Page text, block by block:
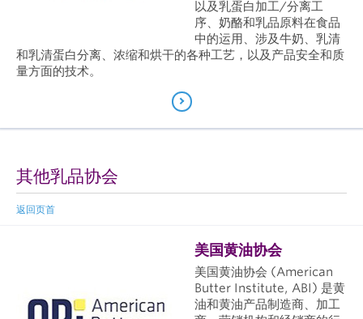
以及乳蛋白加工/分离工
序、奶酪和乳品原料在食品
中的运用、涉及牛奶、乳清
和乳清蛋白分离、浓缩和烘干的各种工艺，以及产品安全和质
量方面的技术。
其他乳品协会
返回页首
美国黄油协会
美国黄油协会 (American
Butter Institute, ABI) 是黄
油和黄油产品制造商、加工